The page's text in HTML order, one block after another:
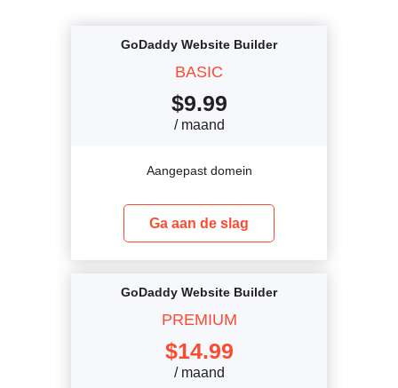
GoDaddy Website Builder
BASIC
$9.99
/ maand
Aangepast domein
Ga aan de slag
GoDaddy Website Builder
PREMIUM
$14.99
/ maand